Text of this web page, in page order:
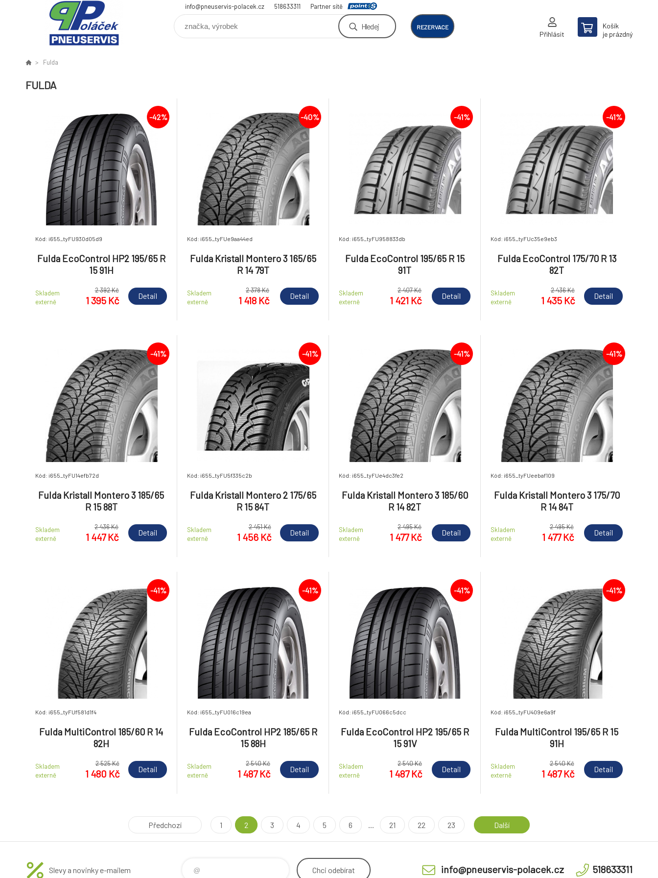
info@pneuservis-polacek.cz 518633311 Partner sítě
Hledej REZERVACE
Přihlásit
Košík
je prázdný
Fulda
FULDA
-42%
Kód: i655_tyFU930d05d9
Fulda EcoControl HP2 195/65 R
15 91H
Skladem
externě
2 392 Kč
1 395 Kč Detail
-40%
Kód: i655_tyFUe9aa44ed
Fulda Kristall Montero 3 165/65
R 14 79T
Skladem
externě
2 378 Kč
1 418 Kč Detail
-41%
Kód: i655_tyFU958833db
Fulda EcoControl 195/65 R 15
91T
Skladem
externě
2 407 Kč
1 421 Kč Detail
-41%
Kód: i655_tyFUc35e9eb3
Fulda EcoControl 175/70 R 13
82T
Skladem
externě
2 436 Kč
1 435 Kč Detail
-41%
Kód: i655_tyFU14efb72d
Fulda Kristall Montero 3 185/65
R 15 88T
Skladem
externě
2 436 Kč
1 447 Kč Detail
-41%
Kód: i655_tyFU5f335c2b
Fulda Kristall Montero 2 175/65
R 15 84T
Skladem
externě
2 451 Kč
1 456 Kč Detail
-41%
Kód: i655_tyFUe4dc3fe2
Fulda Kristall Montero 3 185/60
R 14 82T
Skladem
externě
2 495 Kč
1 477 Kč Detail
-41%
Kód: i655_tyFUeebaf109
Fulda Kristall Montero 3 175/70
R 14 84T
Skladem
externě
2 495 Kč
1 477 Kč Detail
-41%
Kód: i655_tyFUf581d1f4
Fulda MultiControl 185/60 R 14
82H
Skladem
externě
2 525 Kč
1 480 Kč Detail
-41%
Kód: i655_tyFU016c19ea
Fulda EcoControl HP2 185/65 R
15 88H
Skladem
externě
2 540 Kč
1 487 Kč Detail
-41%
Kód: i655_tyFU066c5dcc
Fulda EcoControl HP2 195/65 R
15 91V
Skladem
externě
2 540 Kč
1 487 Kč Detail
-41%
Kód: i655_tyFU409e6a9f
Fulda MultiControl 195/65 R 15
91H
Skladem
externě
2 540 Kč
1 487 Kč Detail
Předchozí 1 2 3 4 5 6 ... 21 22 23 Další
Slevy a novinky e-mailem Chci odebírat info@pneuservis-polacek.cz 518633311